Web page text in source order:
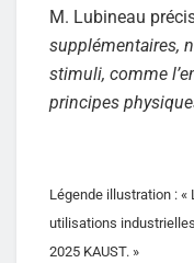
M. Lubineau
supplémentaires,
stimuli, comme
principes
Légende illustration :
utilisations
2025 KAUST. »